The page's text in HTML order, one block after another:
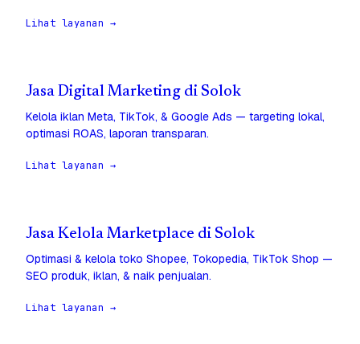
Lihat layanan →
Jasa Digital Marketing di Solok
Kelola iklan Meta, TikTok, & Google Ads — targeting lokal,
optimasi ROAS, laporan transparan.
Lihat layanan →
Jasa Kelola Marketplace di Solok
Optimasi & kelola toko Shopee, Tokopedia, TikTok Shop —
SEO produk, iklan, & naik penjualan.
Lihat layanan →